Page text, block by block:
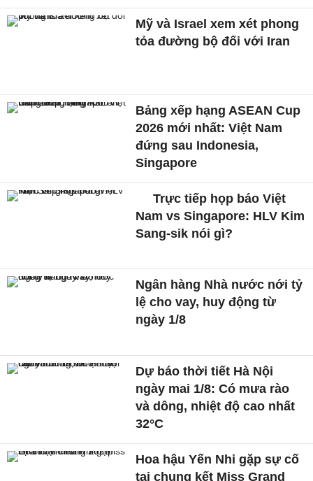
Mỹ và Israel xem xét phong
tỏa đường bộ đối với Iran
Bảng xếp hạng ASEAN Cup
2026 mới nhất: Việt Nam
đứng sau Indonesia,
Singapore
Trực tiếp họp báo Việt
Nam vs Singapore: HLV Kim
Sang-sik nói gì?
Ngân hàng Nhà nước nới tỷ
lệ cho vay, huy động từ
ngày 1/8
Dự báo thời tiết Hà Nội
ngày mai 1/8: Có mưa rào
và dông, nhiệt độ cao nhất
32°C
Hoa hậu Yến Nhi gặp sự cố
tại chung kết Miss Grand